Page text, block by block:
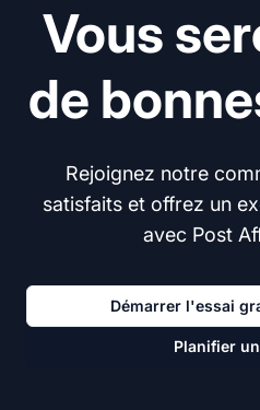
Vous
de
Rejoignez notre
satisfaits et offrez un
avec Post
Démarrer l'essai
Planifier